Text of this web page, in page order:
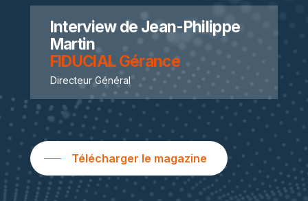
Interview de Jean-Philippe
Martin
FIDUCIAL Gérance
Directeur Général
Télécharger le magazine